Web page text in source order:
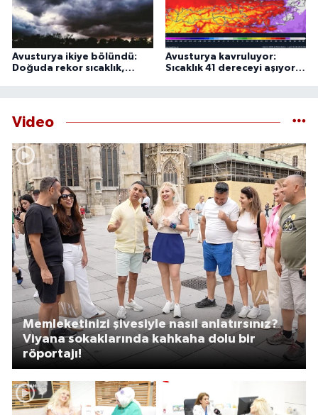
Avusturya ikiye bölündü:
Doğuda rekor sıcaklık,
Avusturya kavruluyor:
Sıcaklık 41 dereceyi aşıyor,
Video
Memleketinizi şivesiyle nasıl anlatırsınız?
Viyana sokaklarında kahkaha dolu bir
röportajı!